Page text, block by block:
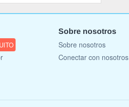
Sobre nosotros
Sobre nosotros
Conectar con nosotros